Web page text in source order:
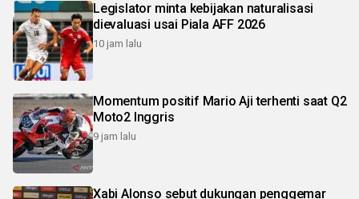
Legislator minta kebijakan naturalisasi
dievaluasi usai Piala AFF 2026
10 jam lalu
Momentum positif Mario Aji terhenti saat Q2
Moto2 Inggris
9 jam lalu
Xabi Alonso sebut dukungan penggemar